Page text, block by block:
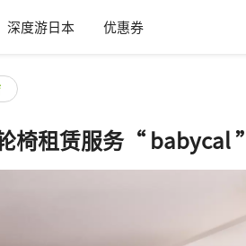
深度游日本 优惠券
椅租赁服务“ babycal ”